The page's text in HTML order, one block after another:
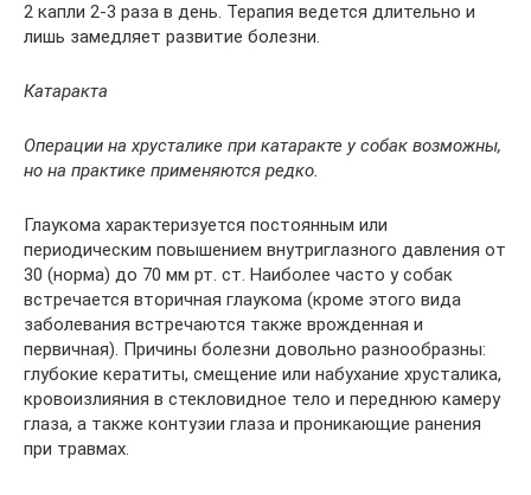
2 капли 2-3 раза в день. Терапия ведется длительно и
лишь замедляет развитие болезни.
Катаракта
Операции на хрусталике при катаракте у собак возможны,
но на практике применяются редко.
Глаукома характеризуется постоянным или
периодическим повышением внутриглазного давления от
30 (норма) до 70 мм рт. ст. Наиболее часто у собак
встречается вторичная глаукома (кроме этого вида
заболевания встречаются также врожденная и
первичная). Причины болезни довольно разнообразны:
глубокие кератиты, смещение или набухание хрусталика,
кровоизлияния в стекловидное тело и переднюю камеру
глаза, а также контузии глаза и проникающие ранения
при травмах.